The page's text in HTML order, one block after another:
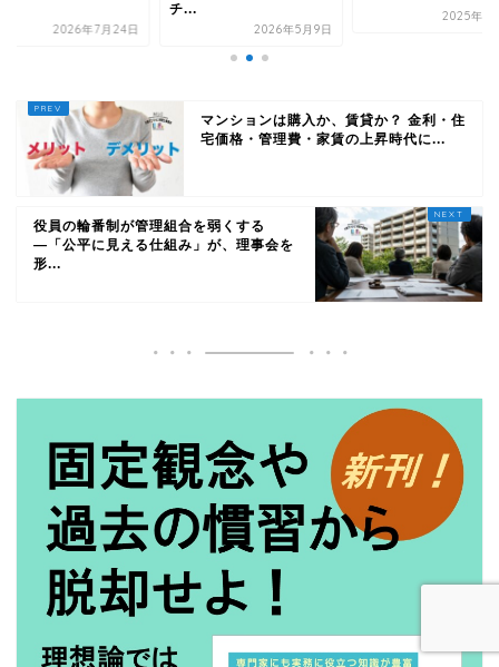
2026年5月9日
マンションは購入か、賃貸か？ 金利・住
宅価格・管理費・家賃の上昇時代に...
役員の輪番制が管理組合を弱くする
―「公平に見える仕組み」が、理事会を
形...